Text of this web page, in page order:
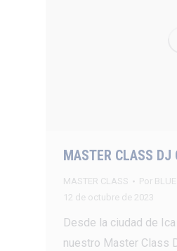
MASTER CLASS DJ
MASTER CLASS Por
12 de octubre de 2023
Desde la ciudad de
nuestro Master Class